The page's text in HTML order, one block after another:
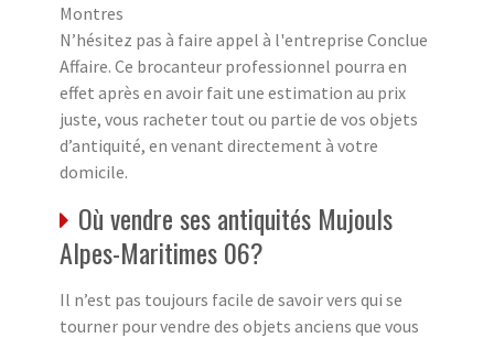
Montres
N’hésitez pas à faire appel à l'entreprise Conclue
Affaire. Ce brocanteur professionnel pourra en
effet après en avoir fait une estimation au prix
juste, vous racheter tout ou partie de vos objets
d’antiquité, en venant directement à votre
domicile.
Où vendre ses antiquités Mujouls
Alpes-Maritimes 06?
Il n’est pas toujours facile de savoir vers qui se
tourner pour vendre des objets anciens que vous